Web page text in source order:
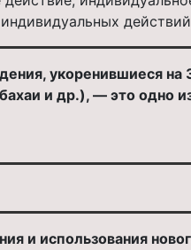
укоренившиеся
и др.), — это одно
и использования